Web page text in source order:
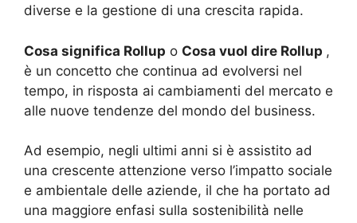
diverse e la gestione di una crescita rapida.
Cosa significa Rollup o Cosa vuol dire Rollup ,
è un concetto che continua ad evolversi nel
tempo, in risposta ai cambiamenti del mercato e
alle nuove tendenze del mondo del business.
Ad esempio, negli ultimi anni si è assistito ad
una crescente attenzione verso l’impatto sociale
e ambientale delle aziende, il che ha portato ad
una maggiore enfasi sulla sostenibilità nelle